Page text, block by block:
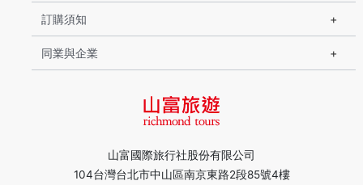
山富國際旅行社股份有限公司
104台灣台北市中山區南京東路2段85號4樓
訂購須知
同業與企業